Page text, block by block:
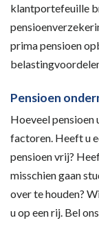
klantportefeuille
prima pensioen
Pensioen
Hoeveel pensioen
factoren. Heeft u
pensioen vrij?
misschien gaan
over te houden?
u op een rij. Bel